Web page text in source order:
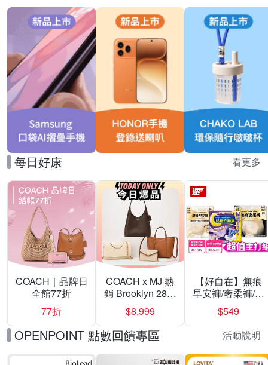
每日好康 看更多
COACH｜品牌日
全館77折
77折
COACH x MJ 熱
銷 Brooklyn 28／
兩用／斜背包均
一價-多款可選
$8,999
【好自在】無痕
早安褲/奢柔褲/熊
抱安睡褲 超值組
任選一組 -生理
褲/衛生棉褲(無痕
褲18片、安睡褲
24片)
$549
OPENPOINT 點數回饋專區 活動說明